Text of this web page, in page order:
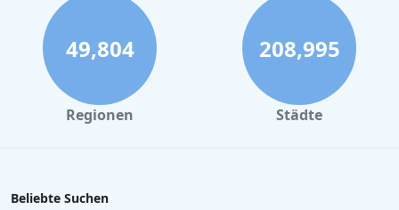
Hotels an der Nordsee
Hotels in Augsburg
Hotels auf Lanzarote
Hotels in Schliersee
Hotels in Regensburg
49,804
Regionen
208,995
Städte
Beliebte Suchen